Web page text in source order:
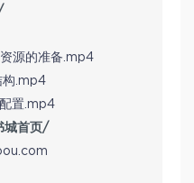
源的准备.mp4
构.mp4
置.mp4
城首页/